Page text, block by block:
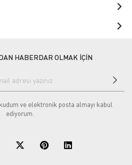
HABERDAR OLMAK İÇİN
ve elektronik posta almayı kabul
ediyorum.